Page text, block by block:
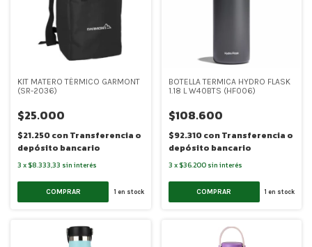
KIT MATERO TÉRMICO GARMONT
(SR-2036)
$25.000
$21.250conTransferencia o
depósito bancario
3 x $8.333,33 sin interés
COMPRAR 1 en stock
BOTELLA TERMICA HYDRO FLASK
1.18 L W40BTS (HF006)
$108.600
$92.310conTransferencia o
depósito bancario
3 x $36.200 sin interés
COMPRAR 1 en stock